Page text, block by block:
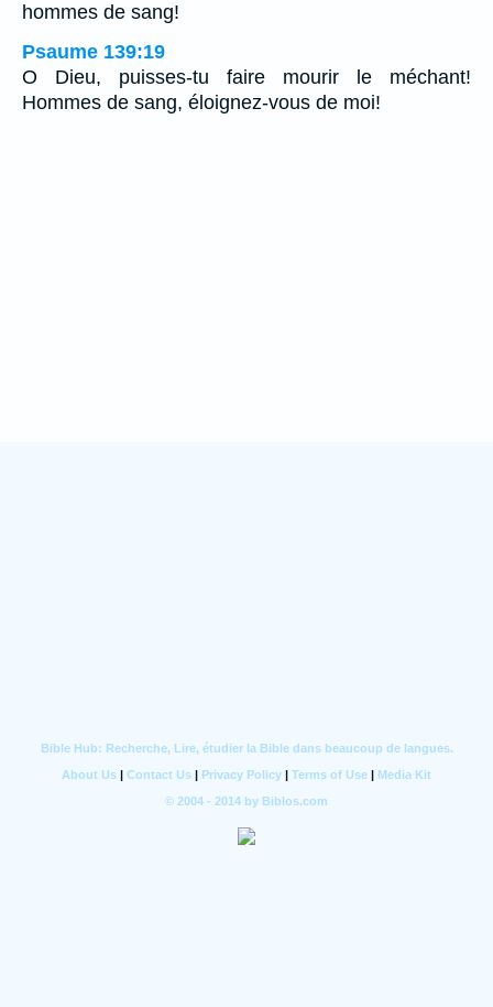
hommes de sang!
Psaume 139:19
O Dieu, puisses-tu faire mourir le méchant!
Hommes de sang, éloignez-vous de moi!